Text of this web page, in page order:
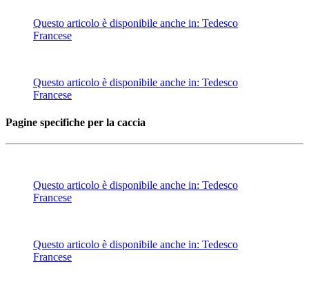
Questo articolo è disponibile anche in: Tedesco
Francese
Questo articolo è disponibile anche in: Tedesco
Francese
Pagine specifiche per la caccia
Questo articolo è disponibile anche in: Tedesco
Francese
Questo articolo è disponibile anche in: Tedesco
Francese